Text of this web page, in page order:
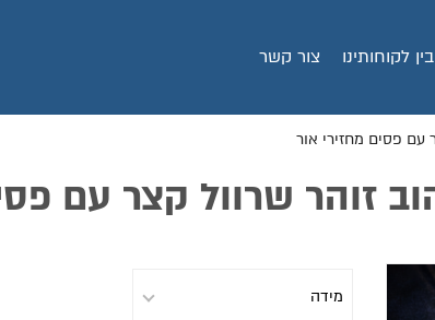
בין לקוחותינו צור קשר
עם פסים מחזירי אור
זוהר שרוול קצר עם